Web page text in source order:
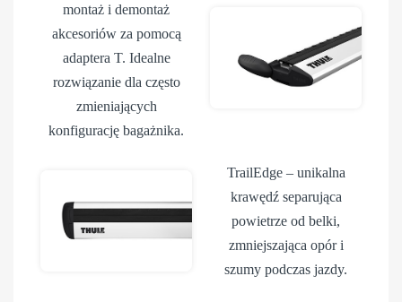
montaż i demontaż
akcesoriów za pomocą
adaptera T. Idealne
rozwiązanie dla często
zmieniających
konfigurację bagażnika.
TrailEdge– unikalna
krawędź separująca
powietrze od belki,
zmniejszająca opór i
szumy podczas jazdy.